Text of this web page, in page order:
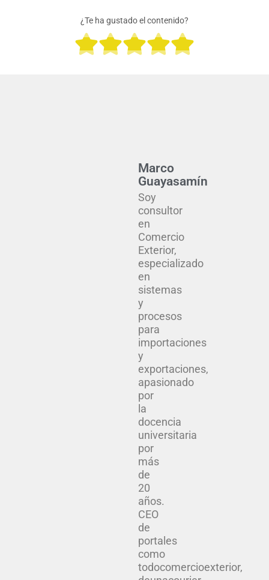
¿Te ha gustado el contenido?

Marco
Guayasamín
Soy
consultor
en
Comercio
Exterior,
especializado
en
sistemas
y
procesos
para
importaciones
y
exportaciones,
apasionado
por
la
docencia
universitaria
por
más
de
20
años.
CEO
de
portales
como
todocomercioexterior,